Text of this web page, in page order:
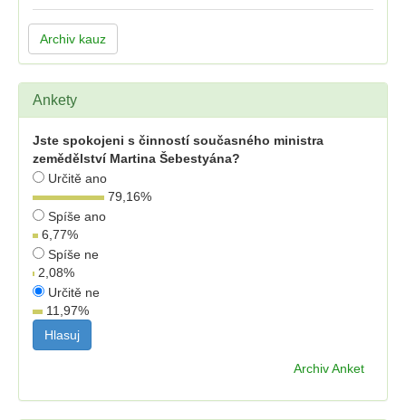
Archiv kauz
Ankety
Jste spokojeni s činností současného ministra
zemědělství Martina Šebestyána?
Určitě ano
79,16%
Spíše ano
6,77%
Spíše ne
2,08%
Určitě ne
11,97%
Archiv Anket